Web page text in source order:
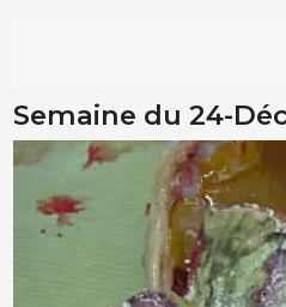
Semaine du 24-